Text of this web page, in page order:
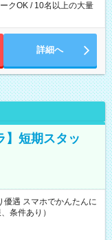
クOK / 10名以上の大量
詳細へ
】短期スタッ
遇 スマホでかんたんに
条件あり）